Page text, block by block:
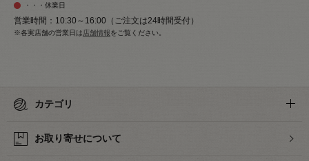
・・・休業日
営業時間：10:30～16:00（ご注文は24時間受付）
※各実店舗の営業日は 店舗情報をご覧ください。
カテゴリ
お取り寄せについて